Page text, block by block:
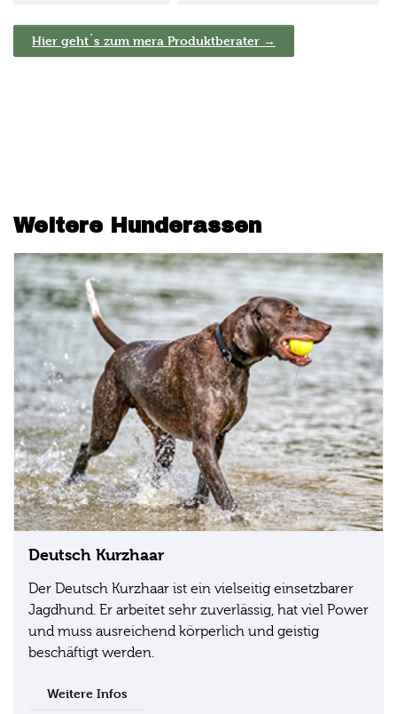
Hier geht´s zum mera Produktberater →
Weitere Hunderassen
Deutsch Kurzhaar
Der Deutsch Kurzhaar ist ein vielseitig einsetzbarer
Jagdhund. Er arbeitet sehr zuverlässig, hat viel Power
und muss ausreichend körperlich und geistig
beschäftigt werden.
Weitere Infos